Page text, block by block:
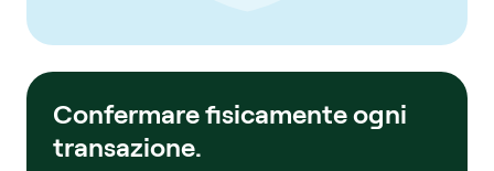
Confermare fisicamente ogni
transazione.